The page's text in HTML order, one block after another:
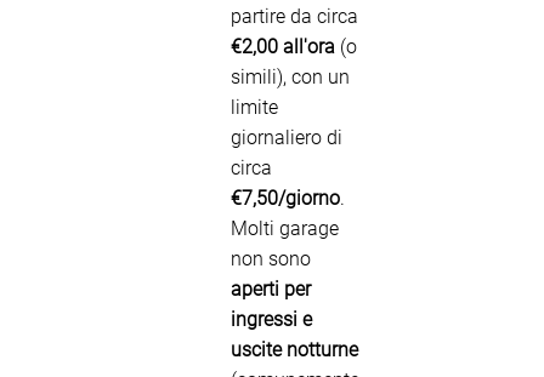
partire da circa
€2,00 all'ora (o
simili), con un
limite
giornaliero di
circa
€7,50/giorno.
Molti garage
non sono
aperti per
ingressi e
uscite notturne